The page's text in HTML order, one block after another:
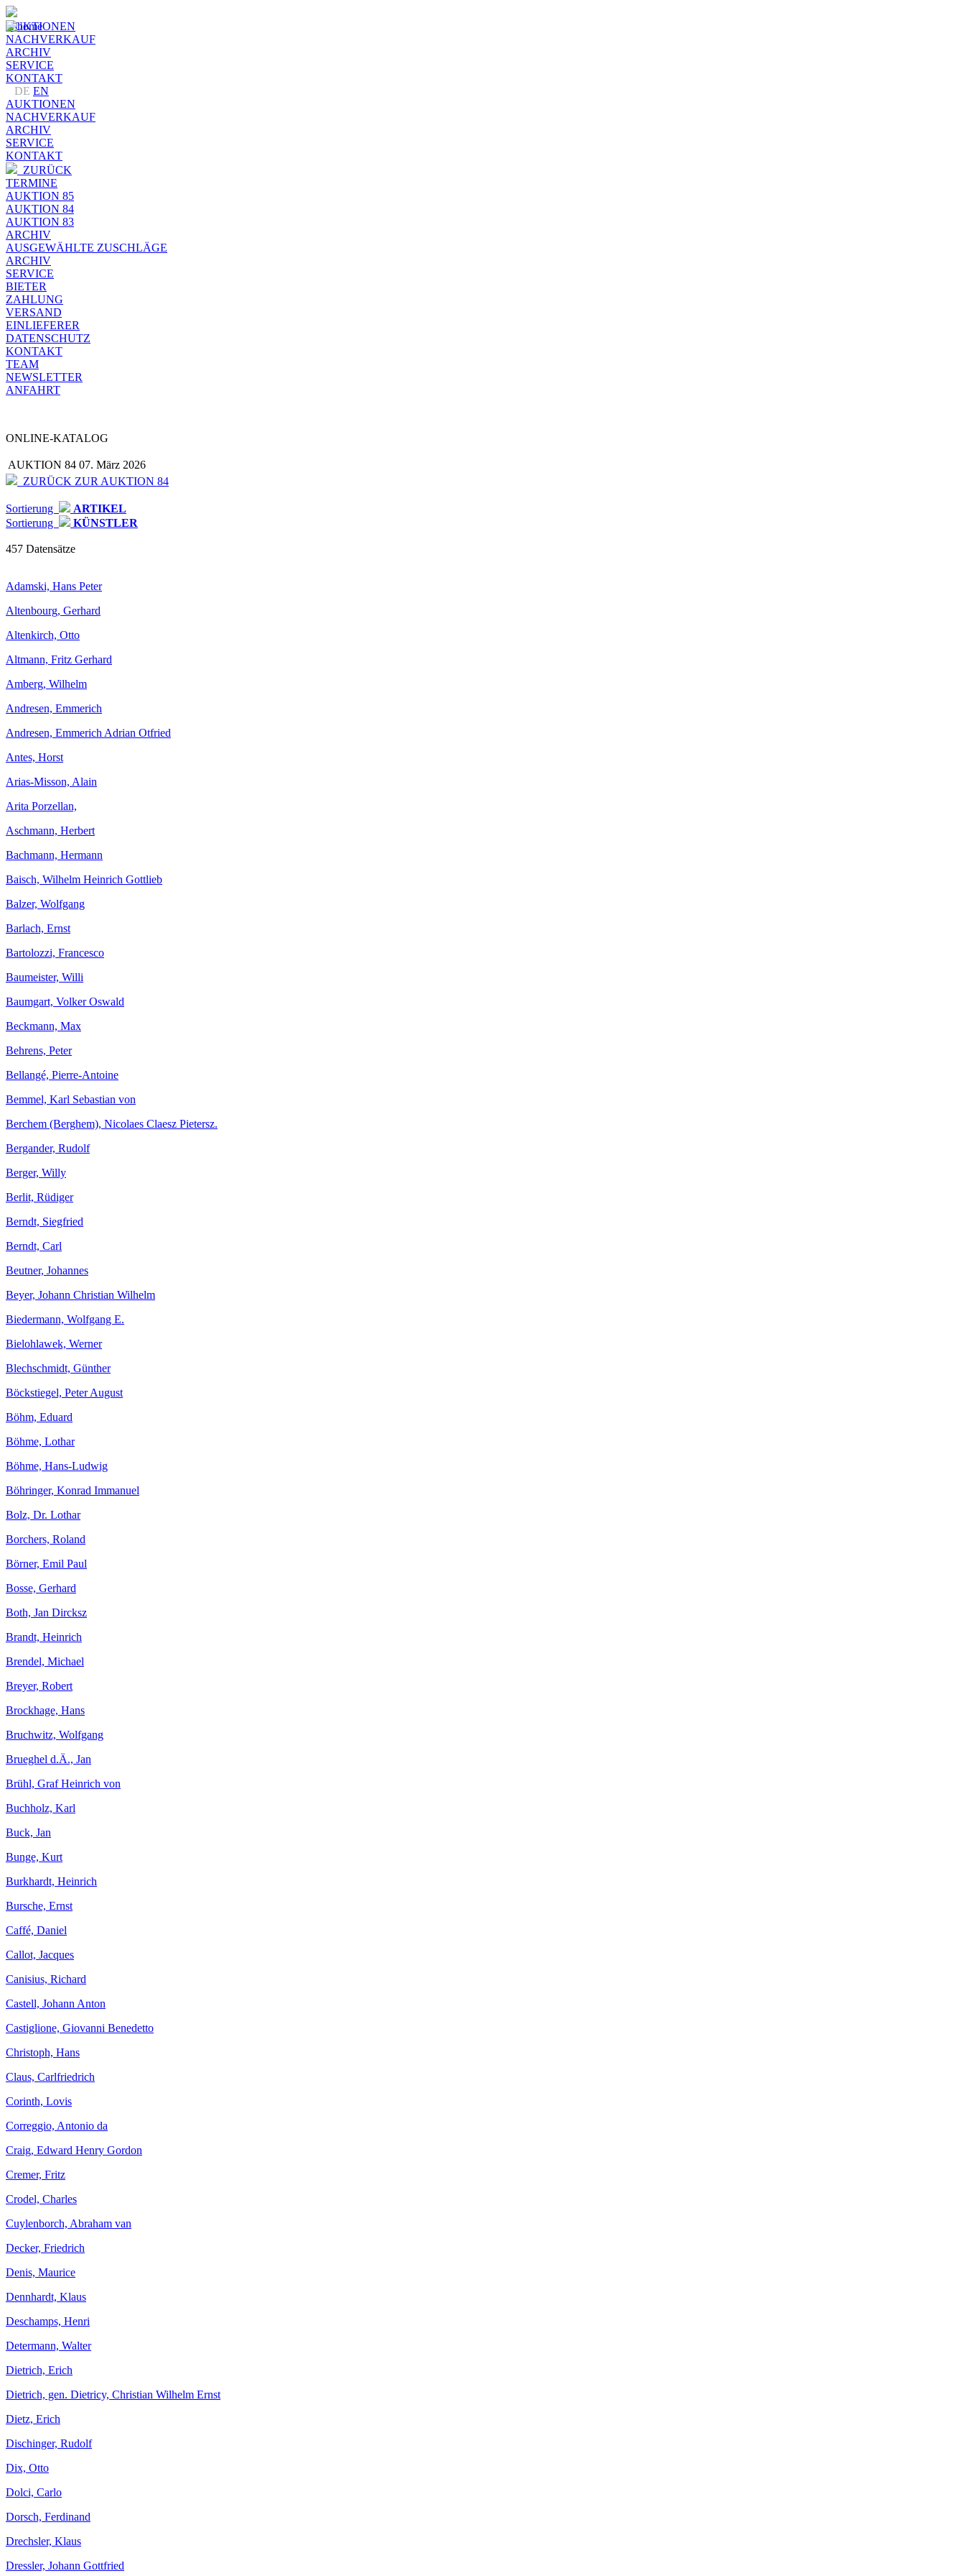
AUKTIONEN
NACHVERKAUF
ARCHIV
SERVICE
KONTAKT
DE EN
AUKTIONEN
NACHVERKAUF
ARCHIV
SERVICE
KONTAKT
ZURÜCK
TERMINE
AUKTION 85
AUKTION 84
AUKTION 83
ARCHIV
AUSGEWÄHLTE ZUSCHLÄGE
ARCHIV
SERVICE
BIETER
ZAHLUNG
VERSAND
EINLIEFERER
DATENSCHUTZ
KONTAKT
TEAM
NEWSLETTER
ANFAHRT
ONLINE-KATALOG
AUKTION 84 07. März 2026
ZURÜCK ZUR AUKTION 84
Sortierung
ARTIKEL
Sortierung
KÜNSTLER
457 Datensätze
Adamski, Hans Peter
Altenbourg, Gerhard
Altenkirch, Otto
Altmann, Fritz Gerhard
Amberg, Wilhelm
Andresen, Emmerich
Andresen, Emmerich Adrian Otfried
Antes, Horst
Arias-Misson, Alain
Arita Porzellan,
Aschmann, Herbert
Bachmann, Hermann
Baisch, Wilhelm Heinrich Gottlieb
Balzer, Wolfgang
Barlach, Ernst
Bartolozzi, Francesco
Baumeister, Willi
Baumgart, Volker Oswald
Beckmann, Max
Behrens, Peter
Bellangé, Pierre-Antoine
Bemmel, Karl Sebastian von
Berchem (Berghem), Nicolaes Claesz Pietersz.
Bergander, Rudolf
Berger, Willy
Berlit, Rüdiger
Berndt, Siegfried
Berndt, Carl
Beutner, Johannes
Beyer, Johann Christian Wilhelm
Biedermann, Wolfgang E.
Bielohlawek, Werner
Blechschmidt, Günther
Böckstiegel, Peter August
Böhm, Eduard
Böhme, Lothar
Böhme, Hans-Ludwig
Böhringer, Konrad Immanuel
Bolz, Dr. Lothar
Borchers, Roland
Börner, Emil Paul
Bosse, Gerhard
Both, Jan Dircksz
Brandt, Heinrich
Brendel, Michael
Breyer, Robert
Brockhage, Hans
Bruchwitz, Wolfgang
Brueghel d.Ä., Jan
Brühl, Graf Heinrich von
Buchholz, Karl
Buck, Jan
Bunge, Kurt
Burkhardt, Heinrich
Bursche, Ernst
Caffé, Daniel
Callot, Jacques
Canisius, Richard
Castell, Johann Anton
Castiglione, Giovanni Benedetto
Christoph, Hans
Claus, Carlfriedrich
Corinth, Lovis
Correggio, Antonio da
Craig, Edward Henry Gordon
Cremer, Fritz
Crodel, Charles
Cuylenborch, Abraham van
Decker, Friedrich
Denis, Maurice
Dennhardt, Klaus
Deschamps, Henri
Determann, Walter
Dietrich, Erich
Dietrich, gen. Dietricy, Christian Wilhelm Ernst
Dietz, Erich
Dischinger, Rudolf
Dix, Otto
Dolci, Carlo
Dorsch, Ferdinand
Drechsler, Klaus
Dressler, Johann Gottfried